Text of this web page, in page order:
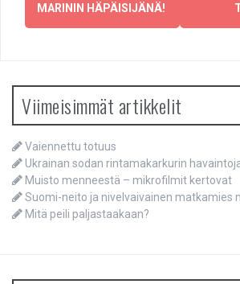
navigation
MARININ HÄPÄISIJÄNÄ!
Viimeisimmät artikkelit
Vaiennettu totuus
Ukrainan sodan rintamakarkurin
Muisto menneestä – mikrofilmit kertovat
Suomi-neito ja nivelvaivainen matkamies
Mitä peili paljastaakaan?